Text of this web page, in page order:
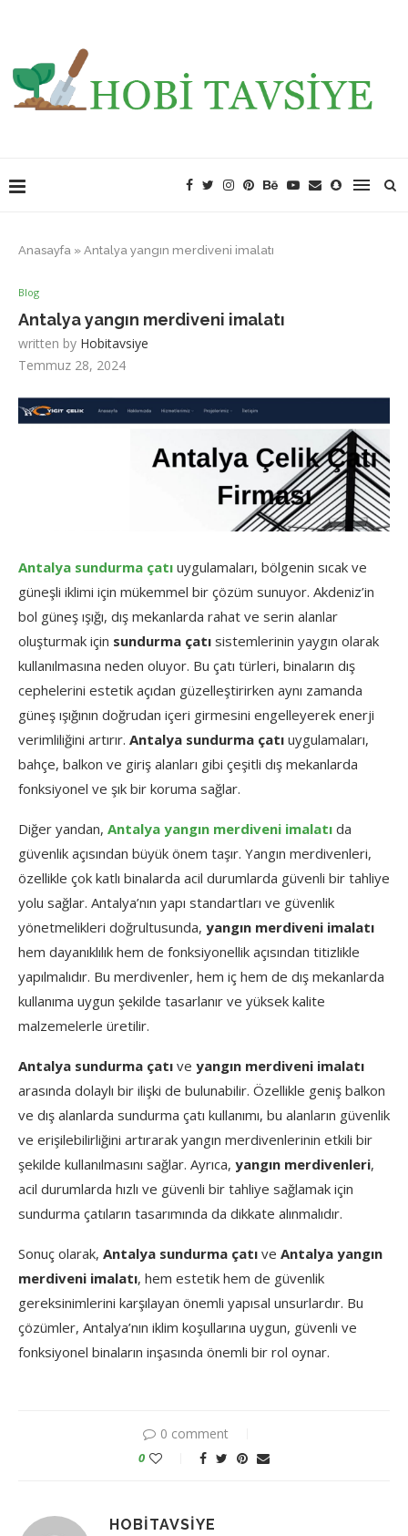
Anasayfa » Antalya yangın merdiveni imalatı
Blog
Antalya yangın merdiveni imalatı
written by Hobitavsiye
Temmuz 28, 2024
Antalya sundurma çatı uygulamaları, bölgenin sıcak ve
güneşli iklimi için mükemmel bir çözüm sunuyor. Akdeniz’in
bol güneş ışığı, dış mekanlarda rahat ve serin alanlar
oluşturmak için sundurma çatı sistemlerinin yaygın olarak
kullanılmasına neden oluyor. Bu çatı türleri, binaların dış
cephelerini estetik açıdan güzelleştirirken aynı zamanda
güneş ışığının doğrudan içeri girmesini engelleyerek enerji
verimliliğini artırır. Antalya sundurma çatı uygulamaları,
bahçe, balkon ve giriş alanları gibi çeşitli dış mekanlarda
fonksiyonel ve şık bir koruma sağlar.
Diğer yandan, Antalya yangın merdiveni imalatı da
güvenlik açısından büyük önem taşır. Yangın merdivenleri,
özellikle çok katlı binalarda acil durumlarda güvenli bir tahliye
yolu sağlar. Antalya’nın yapı standartları ve güvenlik
yönetmelikleri doğrultusunda, yangın merdiveni imalatı
hem dayanıklılık hem de fonksiyonellik açısından titizlikle
yapılmalıdır. Bu merdivenler, hem iç hem de dış mekanlarda
kullanıma uygun şekilde tasarlanır ve yüksek kalite
malzemelerle üretilir.
Antalya sundurma çatı ve yangın merdiveni imalatı
arasında dolaylı bir ilişki de bulunabilir. Özellikle geniş balkon
ve dış alanlarda sundurma çatı kullanımı, bu alanların güvenlik
ve erişilebilirliğini artırarak yangın merdivenlerinin etkili bir
şekilde kullanılmasını sağlar. Ayrıca, yangın merdivenleri,
acil durumlarda hızlı ve güvenli bir tahliye sağlamak için
sundurma çatıların tasarımında da dikkate alınmalıdır.
Sonuç olarak, Antalya sundurma çatı ve Antalya yangın
merdiveni imalatı, hem estetik hem de güvenlik
gereksinimlerini karşılayan önemli yapısal unsurlardır. Bu
çözümler, Antalya’nın iklim koşullarına uygun, güvenli ve
fonksiyonel binaların inşasında önemli bir rol oynar.
0 comment
0
HOBITAVSIYE